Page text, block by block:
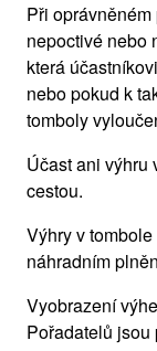
Při
nepoctivé nebo
která
nebo pokud k
tomboly
Účast ani výhru
cestou.
Výhry v
náhradním
Vyobrazení
Pořadatelů jsou